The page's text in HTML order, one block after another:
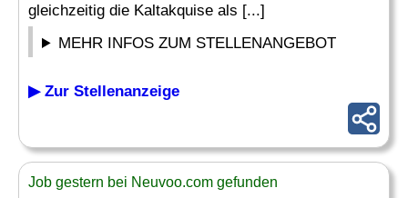
gleichzeitig die Kaltakquise als [...]
MEHR INFOS ZUM STELLENANGEBOT
▶ Zur Stellenanzeige
Job gestern bei Neuvoo.com gefunden